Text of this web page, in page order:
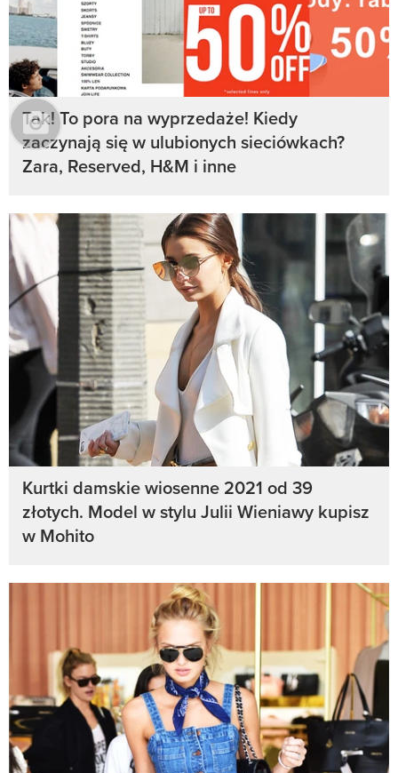
Tak! To pora na wyprzedaże! Kiedy
zaczynają się w ulubionych sieciówkach?
Zara, Reserved, H&M i inne
Kurtki damskie wiosenne 2021 od 39
złotych. Model w stylu Julii Wieniawy kupisz
w Mohito